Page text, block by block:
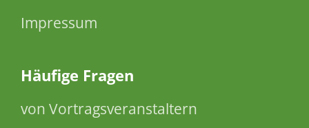
Impressum
Häufige Fragen
von Vortragsveranstaltern